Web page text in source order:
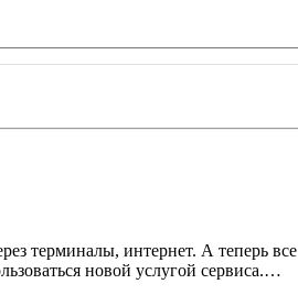
терминалы, интернет. А теперь
новой услугой сервиса.…